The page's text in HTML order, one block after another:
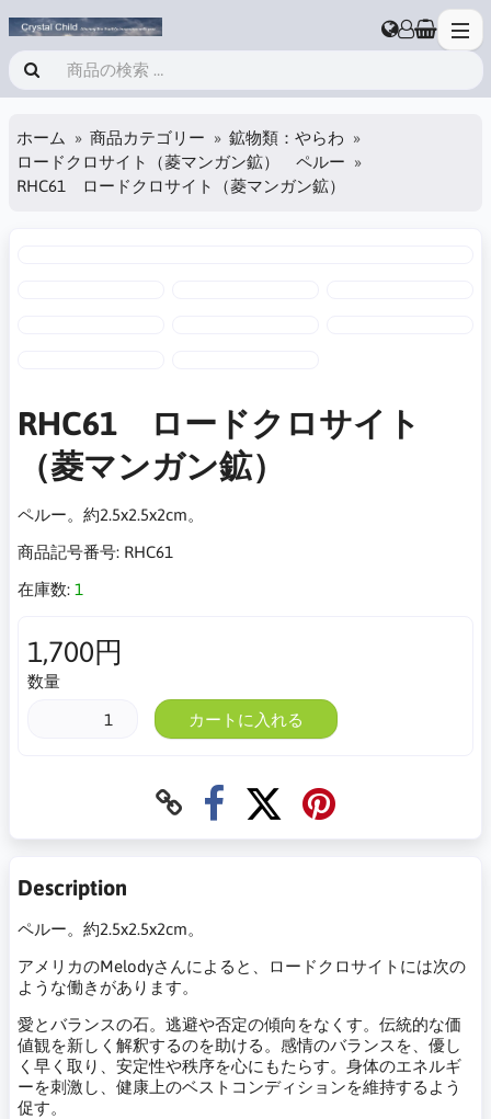
ホーム 商品カテゴリー
鉱物類：やらわ
ロードクロサイト（菱マンガン鉱） ペルー
RHC61 ロードクロサイト（菱マンガン鉱）
RHC61 ロードクロサイト
（菱マンガン鉱）
ペルー。約2.5x2.5x2cm。
商品記号番号: RHC61
在庫数: 1
1,700円
数量
カートに入れる
Description
ペルー。約2.5x2.5x2cm。
アメリカのMelodyさんによると、ロードクロサイトには次の
ような働きがあります。
愛とバランスの石。逃避や否定の傾向をなくす。伝統的な価
値観を新しく解釈するのを助ける。感情のバランスを、優し
く早く取り、安定性や秩序を心にもたらす。身体のエネルギ
ーを刺激し、健康上のベストコンディションを維持するよう
促す。